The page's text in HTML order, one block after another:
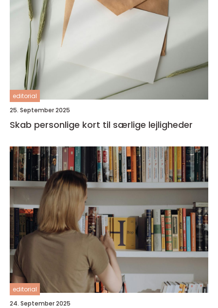
editorial
25. September 2025
Skab personlige kort til særlige lejligheder
editorial
24. September 2025